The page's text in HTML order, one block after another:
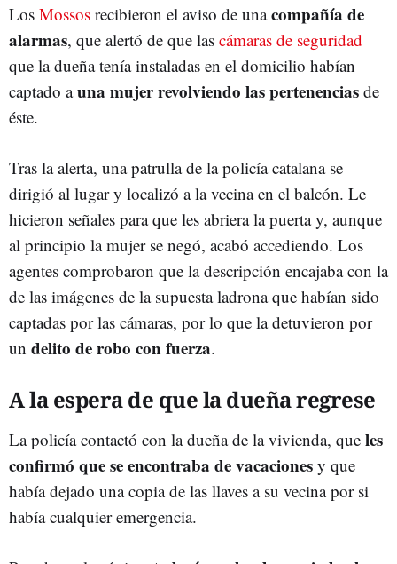
Los Mossos recibieron el aviso de unacompañía de
alarmas, que alertó de que las cámaras de seguridad
que la dueña tenía instaladas en el domicilio habían
captado auna mujer revolviendo las pertenencias de
éste.
Tras la alerta, una patrulla de la policía catalana se
dirigió al lugar y localizó a la vecina en el balcón. Le
hicieron señales para que les abriera la puerta y, aunque
al principio la mujer se negó, acabó accediendo. Los
agentes comprobaron que la descripción encajaba con la
de las imágenes de la supuesta ladrona que habían sido
captadas por las cámaras, por lo que la detuvieron por
un delito de robo con fuerza.
A la espera de que la dueña regrese
La policía contactó con la dueña de la vivienda, que les
confirmó que se encontraba de vacaciones y que
había dejado una copia de las llaves a su vecina por si
había cualquier emergencia.